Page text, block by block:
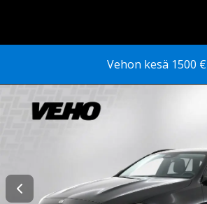
Vehon kesä 1500 €